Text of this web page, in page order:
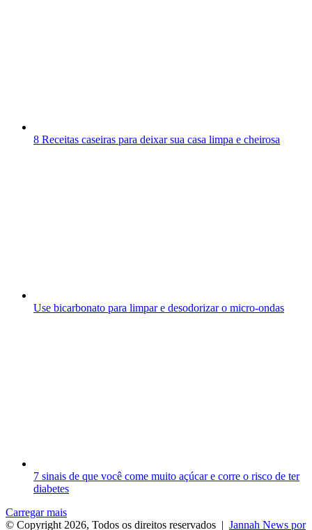
8 Receitas caseiras para deixar sua casa limpa e cheirosa
Use bicarbonato para limpar e desodorizar o micro-ondas
7 sinais de que você come muito açúcar e corre o risco de ter
diabetes
Carregar mais
© Copyright 2026, Todos os direitos reservados | Jannah News por